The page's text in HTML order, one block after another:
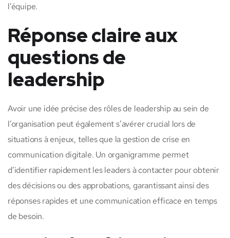
l’équipe.
Réponse claire aux
questions de
leadership
Avoir une idée précise des rôles de leadership au sein de
l’organisation peut également s’avérer crucial lors de
situations à enjeux, telles que la gestion de crise en
communication digitale. Un organigramme permet
d’identifier rapidement les leaders à contacter pour obtenir
des décisions ou des approbations, garantissant ainsi des
réponses rapides et une communication efficace en temps
de besoin.